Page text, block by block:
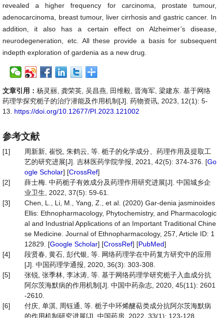
revealed a higher frequency for carcinoma, prostate tumour,
adenocarcinoma, breast tumour, liver cirrhosis and gastric cancer. In
addition, it also has a certain effect on Alzheimer’s disease,
neurodegeneration, etc. All these provide a basis for subsequent
indepth exploration of gardenia as a new drug.
文章引用： 杨灵丽, 龚荣英, 吴昌燕, 田维毅, 晋海军, 梁建东. 基于网络
药理学探究栀子的治疗潜能及作用机制[J]. 药物资讯, 2023, 12(1): 5-
13. https://doi.org/10.12677/PI.2023.121002
参考文献
[1]
周新新, 崔悦, 朱鹤云, 等. 栀子的化学成分、药理作用及提取工
艺的研究进展[J]. 吉林医药学院学报, 2021, 42(5): 374-376. [Go
ogle Scholar] [CrossRef]
[2]
薛士梅. 中药栀子有效成分及药理作用研究进展[J]. 中国城乡企
业卫生, 2022, 37(5): 59-61.
[3]
Chen, L., Li, M., Yang, Z., et al. (2020) Gar-denia jasminoides
Ellis: Ethnopharmacology, Phytochemistry, and Pharmacologic
al and Industrial Applications of an Important Traditional Chine
se Medicine. Journal of Ethnopharmacology, 257, Article ID: 1
12829. [Google Scholar] [CrossRef] [PubMed]
[4]
段贤春, 黄石, 彭代银, 等. 网络药理学在中药复方研究中的应用
[J]. 中国药理学通报, 2020, 36(3): 303-308.
[5]
张锐, 张季林, 李冰涛, 等. 基于网络药理学研究栀子入血成分抗
阿尔茨海默病的作用机制[J]. 中国中药杂志, 2020, 45(11): 2601
-2610.
[6]
付庆, 单淇, 周钰通, 等. 栀子中环烯醚萜类成分抗阿尔茨海默病
的作用机制研究进展[J]. 中国药房, 2022, 33(1): 123-128.